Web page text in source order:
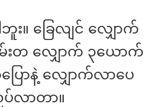
ခြေလျင် လျှောက်
းတ လျှောက် ၃ယောက်
ြောနဲ့ လျှောက်လာပေ
လာတာ။